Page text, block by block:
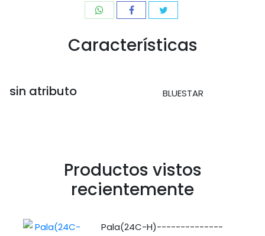
Características
sin atributo BLUESTAR
Productos vistos
recientemente
Pala(24C-H)--------------